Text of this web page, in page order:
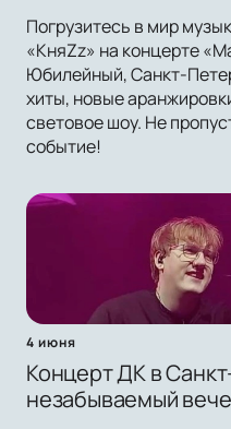
Погрузитесь в мир
«КняZz» на концерте
Юбилейный, Санкт-
хиты, новые
световое шоу. Не
событие!
4 июня
Концерт ДК в
незабываемый